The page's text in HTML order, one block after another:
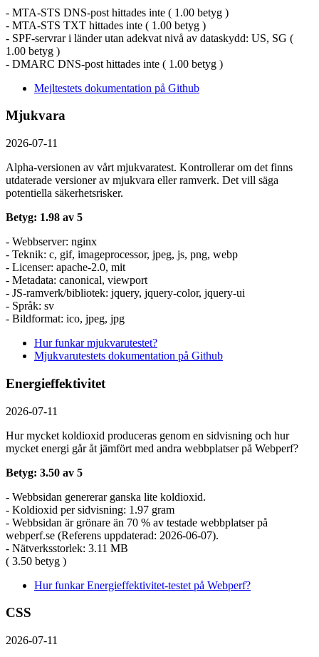
- MTA-STS DNS-post hittades inte ( 1.00 betyg )
- MTA-STS TXT hittades inte ( 1.00 betyg )
- SPF-servrar i länder utan adekvat nivå av dataskydd: US, SG (
1.00 betyg )
- DMARC DNS-post hittades inte ( 1.00 betyg )
Mejltestets dokumentation på Github
Mjukvara
2026-07-11
Alpha-versionen av vårt mjukvaratest. Kontrollerar om det finns
utdaterade versioner av mjukvara eller ramverk. Det vill säga
potentiella säkerhetsrisker.
Betyg: 1.98 av 5
- Webbserver: nginx
- Teknik: c, gif, imageprocessor, jpeg, js, png, webp
- Licenser: apache-2.0, mit
- Metadata: canonical, viewport
- JS-ramverk/bibliotek: jquery, jquery-color, jquery-ui
- Språk: sv
- Bildformat: ico, jpeg, jpg
Hur funkar mjukvarutestet?
Mjukvarutestets dokumentation på Github
Energieffektivitet
2026-07-11
Hur mycket koldioxid produceras genom en sidvisning och hur
mycket energi går åt jämfört med andra webbplatser på Webperf?
Betyg: 3.50 av 5
- Webbsidan genererar ganska lite koldioxid.
- Koldioxid per sidvisning: 1.97 gram
- Webbsidan är grönare än 70 % av testade webbplatser på
webperf.se (Referens uppdaterad: 2026-06-07).
- Nätverksstorlek: 3.11 MB
( 3.50 betyg )
Hur funkar Energieffektivitet-testet på Webperf?
CSS
2026-07-11